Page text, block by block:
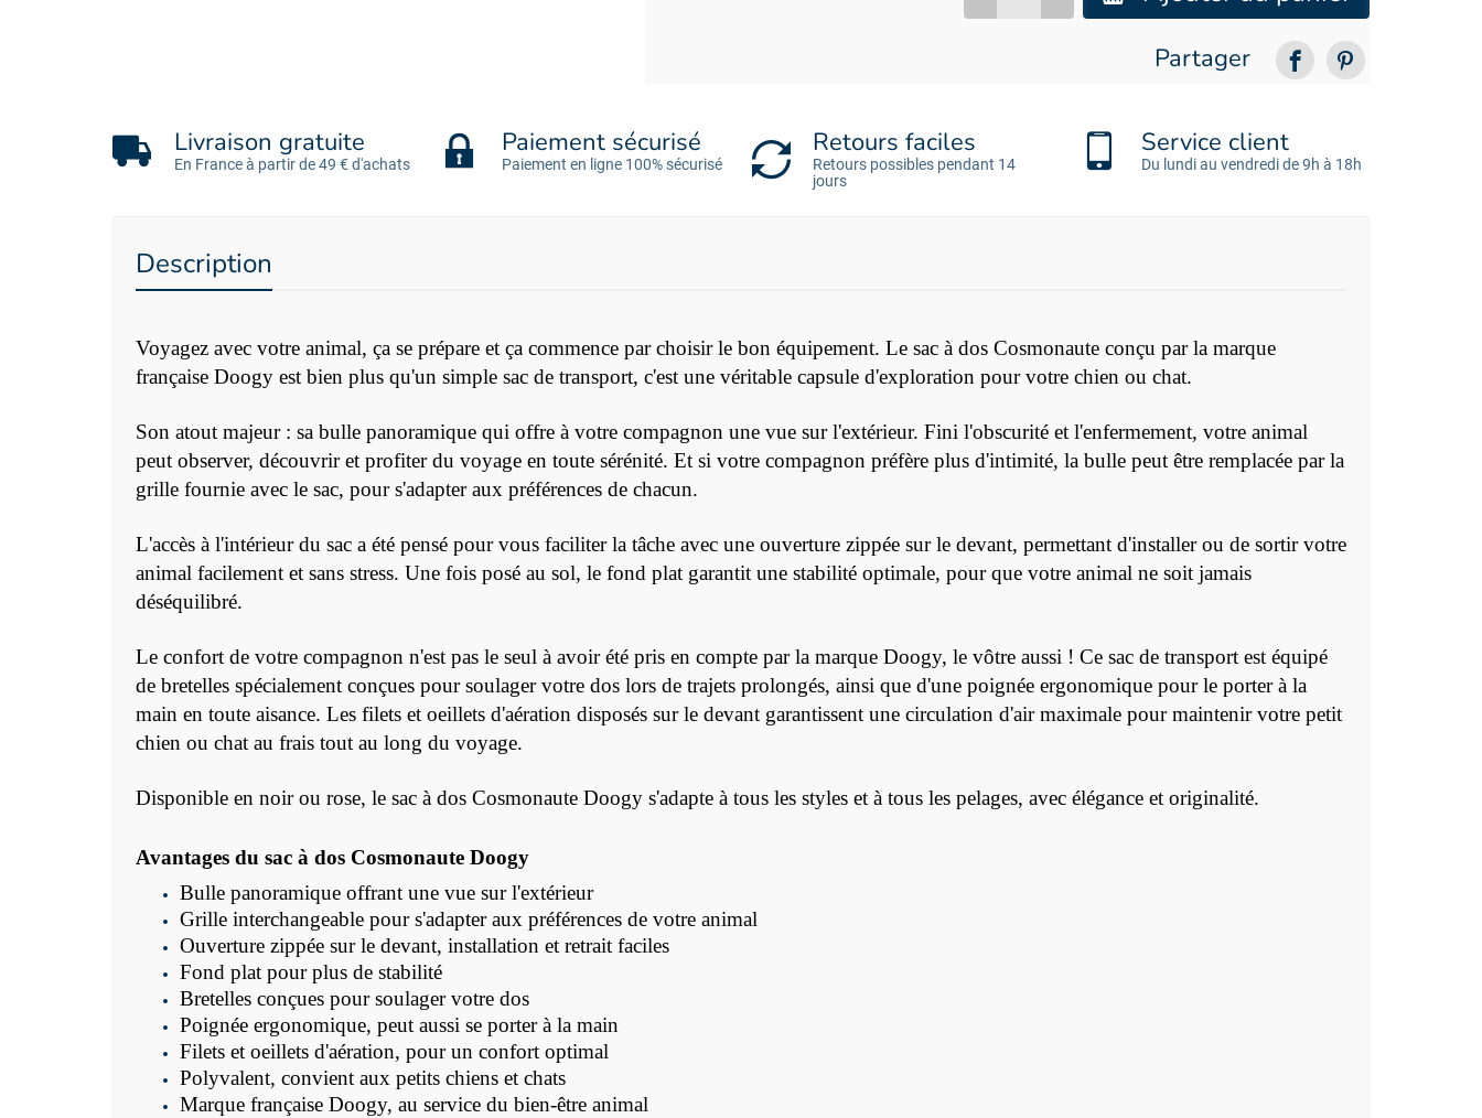
Partager
Livraison gratuite
En France à partir de 49 € d'achats
Paiement sécurisé
Paiement en ligne 100% sécurisé
Retours faciles
Retours possibles pendant 14
jours
Service client
Du lundi au vendredi de 9h à 18h
Description
Voyagez avec votre animal, ça se prépare et ça commence par choisir le bon équipement. Le sac à dos Cosmonaute conçu par la marque
française Doogy est bien plus qu'un simple sac de transport, c'est une véritable capsule d'exploration pour votre chien ou chat.
Son atout majeur : sa bulle panoramique qui offre à votre compagnon une vue sur l'extérieur. Fini l'obscurité et l'enfermement, votre animal
peut observer, découvrir et profiter du voyage en toute sérénité. Et si votre compagnon préfère plus d'intimité, la bulle peut être remplacée par la
grille fournie avec le sac, pour s'adapter aux préférences de chacun.
L'accès à l'intérieur du sac a été pensé pour vous faciliter la tâche avec une ouverture zippée sur le devant, permettant d'installer ou de sortir votre
animal facilement et sans stress. Une fois posé au sol, le fond plat garantit une stabilité optimale, pour que votre animal ne soit jamais
déséquilibré.
Le confort de votre compagnon n'est pas le seul à avoir été pris en compte par la marque Doogy, le vôtre aussi ! Ce sac de transport est équipé
de bretelles spécialement conçues pour soulager votre dos lors de trajets prolongés, ainsi que d'une poignée ergonomique pour le porter à la
main en toute aisance. Les filets et oeillets d'aération disposés sur le devant garantissent une circulation d'air maximale pour maintenir votre petit
chien ou chat au frais tout au long du voyage.
Disponible en noir ou rose, le sac à dos Cosmonaute Doogy s'adapte à tous les styles et à tous les pelages, avec élégance et originalité.
Avantages du sac à dos Cosmonaute Doogy
Bulle panoramique offrant une vue sur l'extérieur
Grille interchangeable pour s'adapter aux préférences de votre animal
Ouverture zippée sur le devant, installation et retrait faciles
Fond plat pour plus de stabilité
Bretelles conçues pour soulager votre dos
Poignée ergonomique, peut aussi se porter à la main
Filets et oeillets d'aération, pour un confort optimal
Polyvalent, convient aux petits chiens et chats
Marque française Doogy, au service du bien-être animal